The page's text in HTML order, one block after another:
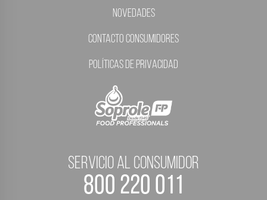
Novedades
Contacto Consumidores
Políticas de Privacidad
servicio al consumidor
800 220 011